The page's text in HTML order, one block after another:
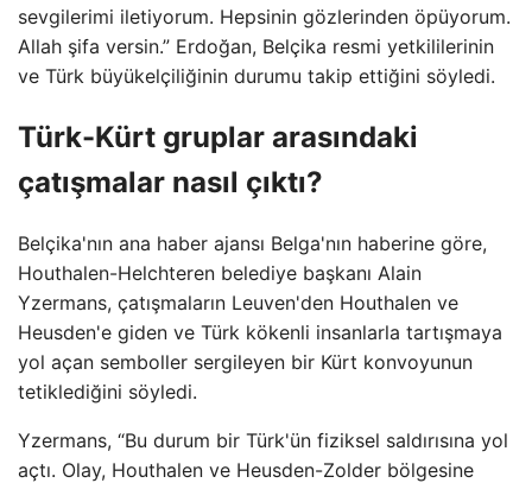
sevgilerimi iletiyorum. Hepsinin gözlerinden öpüyorum.
Allah şifa versin.” Erdoğan, Belçika resmi yetkililerinin
ve Türk büyükelçiliğinin durumu takip ettiğini söyledi.
Türk-Kürt gruplar arasındaki
çatışmalar nasıl çıktı?
Belçika'nın ana haber ajansı Belga'nın haberine göre,
Houthalen-Helchteren belediye başkanı Alain
Yzermans, çatışmaların Leuven'den Houthalen ve
Heusden'e giden ve Türk kökenli insanlarla tartışmaya
yol açan semboller sergileyen bir Kürt konvoyunun
tetiklediğini söyledi.
Yzermans, “Bu durum bir Türk'ün fiziksel saldırısına yol
açtı. Olay, Houthalen ve Heusden-Zolder bölgesine